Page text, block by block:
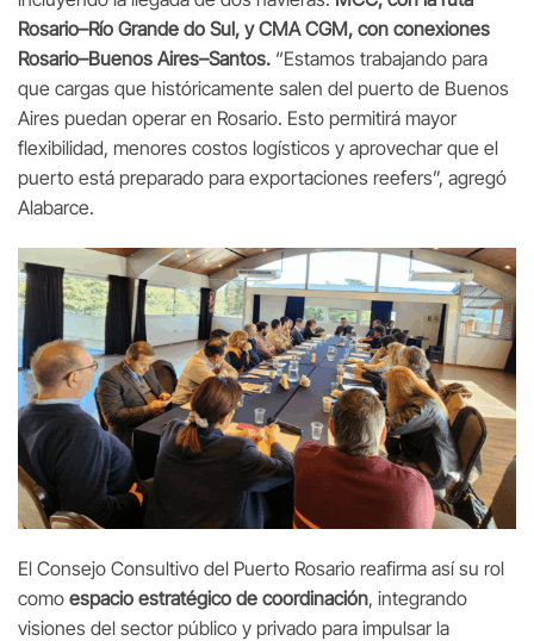
Rosario–Río Grande do Sul, y CMA CGM, con conexiones
Rosario–Buenos Aires–Santos. “Estamos trabajando para
que cargas que históricamente salen del puerto de Buenos
Aires puedan operar en Rosario. Esto permitirá mayor
flexibilidad, menores costos logísticos y aprovechar que el
puerto está preparado para exportaciones reefers”, agregó
Alabarce.
El Consejo Consultivo del Puerto Rosario reafirma así su rol
como espacio estratégico de coordinación, integrando
visiones del sector público y privado para impulsar la